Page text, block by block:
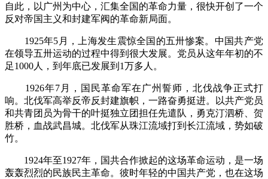
自此，以广州为中心，汇集全国的革命力量，很快开创了一个
反对帝国主义和封建军阀的革命新局面。
1925年5月，上海发生震惊全国的五卅惨案。中国共产党
在领导五卅运动的过程中得到很大发展。党员从这年年初的不
足1000人，到年底已发展到1万多人。
1926年7月，国民革命军在广州誓师，北伐战争正式打
响。北伐军高举反帝反封建旗帜，一路奋勇挺进。以共产党员
和共青团员为骨干的叶挺独立团担任先遣队，勇克汀泗桥、贺
胜桥，血战武昌城。北伐军从珠江流域打到长江流域，势如破
竹。
1924年至1927年，国共合作掀起的这场革命运动，是一场
轰轰烈烈的民族民主革命。彼时年轻的中国共产党，也在这场